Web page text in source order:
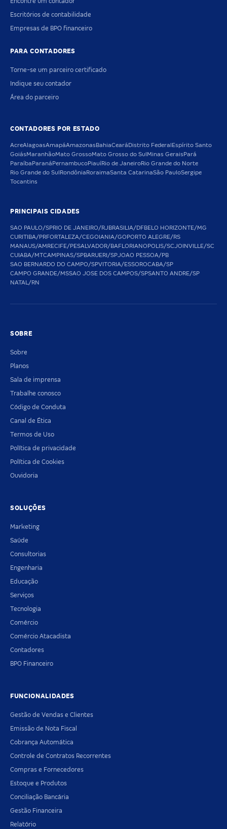
Escritórios de contabilidade
Empresas de BPO financeiro
PARA CONTADORES
Torne-se um parceiro certificado
Indique seu contador
Área do parceiro
CONTADORES POR ESTADO
AcreAlagoasAmapáAmazonas BahiaCeará Distrito Federal Espírito Santo
GoiásMaranhãoMato GrossoMato Grosso do Sul Minas Gerais Pará
Paraíba Paraná PernambucoPiauíRio de JaneiroRio Grande do Norte
Rio Grande do Sul Rondônia RoraimaSanta CatarinaSão PauloSergipe
Tocantins
PRINCIPAIS CIDADES
SAO PAULO/SPRIO DE JANEIRO/RJBRASILIA/DFBELO HORIZONTE/MG
CURITIBA/PRFORTALEZA/CEGOIANIA/GOPORTO ALEGRE/RS
MANAUS/AMRECIFE/PESALVADOR/BAFLORIANOPOLIS/SCJOINVILLE/SC
CUIABA/MTCAMPINAS/SPBARUERI/SPJOAO PESSOA/PB
SAO BERNARDO DO CAMPO/SPVITORIA/ESSOROCABA/SP
CAMPO GRANDE/MSSAO JOSE DOS CAMPOS/SPSANTO ANDRE/SP
NATAL/RN
SOBRE
Sobre
Planos
Sala de imprensa
Trabalhe conosco
Código de Conduta
Canal de Ética
Termos de Uso
Política de privacidade
Política de Cookies
Ouvidoria
SOLUÇÕES
Marketing
Saúde
Consultorias
Engenharia
Educação
Serviços
Tecnologia
Comércio
Comércio Atacadista
Contadores
BPO Financeiro
FUNCIONALIDADES
Gestão de Vendas e Clientes
Emissão de Nota Fiscal
Cobrança Automática
Controle de Contratos Recorrentes
Compras e Fornecedores
Estoque e Produtos
Conciliação Bancária
Gestão Financeira
Relatório